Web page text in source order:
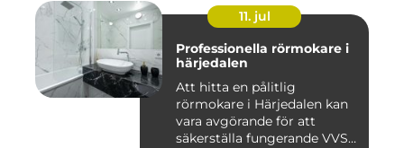
11. jul
Professionella rörmokare i
härjedalen
Att hitta en pålitlig
rörmokare i Härjedalen kan
vara avgörande för att
säkerställa fungerande VVS-